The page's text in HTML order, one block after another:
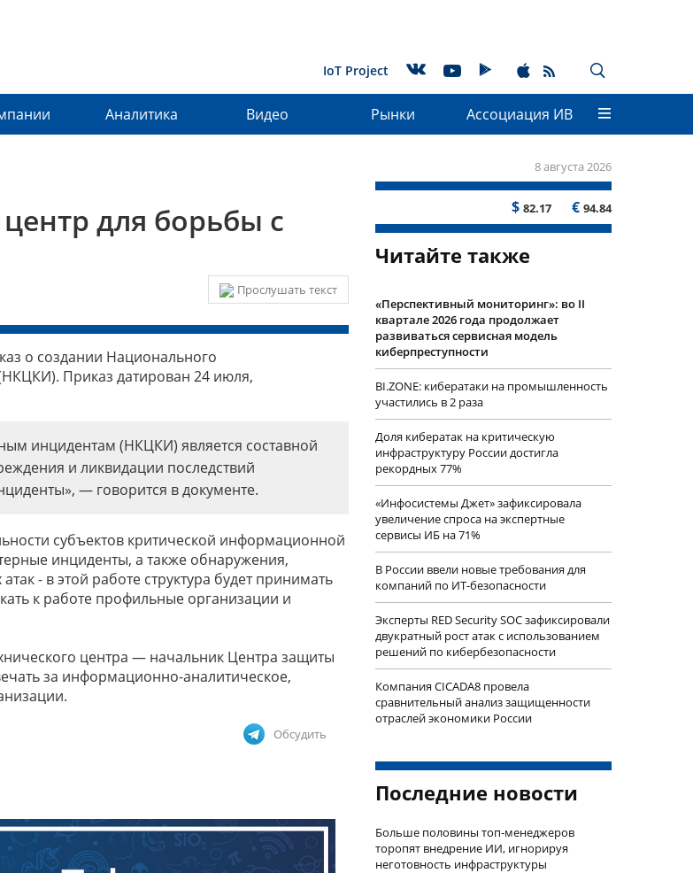
IoT Project
Аналитика Видео Рынки Ассоциация ИВ
8 августа 2026
$ 82.17 € 94.84
для борьбы с
Прослушать текст
о создании Национального
Приказ датирован 24 июля,
инцидентам (НКЦКИ) является составной
и ликвидации последствий
— говорится в документе.
субъектов критической информационной
инциденты, а также обнаружения,
- в этой работе структура будет принимать
к работе профильные организации и
центра — начальник Центра защиты
за информационно-аналитическое,
Обсудить
Читайте также
«Перспективный мониторинг»: во II
квартале 2026 года продолжает
развиваться сервисная модель
киберпреступности
BI.ZONE: кибератаки на промышленность
участились в 2 раза
Доля кибератак на критическую
инфраструктуру России достигла
рекордных 77%
«Инфосистемы Джет» зафиксировала
увеличение спроса на экспертные
сервисы ИБ на 71%
В России ввели новые требования для
компаний по ИТ-безопасности
Эксперты RED Security SOC зафиксировали
двукратный рост атак с использованием
решений по кибербезопасности
Компания CICADA8 провела
сравнительный анализ защищенности
отраслей экономики России
Последние новости
Больше половины топ-менеджеров
торопят внедрение ИИ, игнорируя
неготовность инфраструктуры